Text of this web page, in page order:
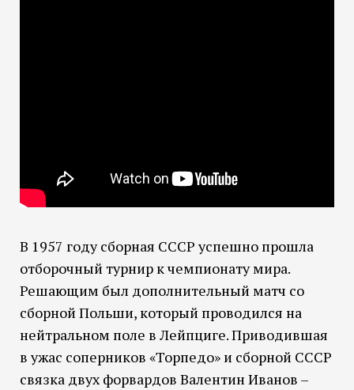
В 1957 году сборная СССР успешно прошла
отборочный турнир к чемпионату мира.
Решающим был дополнительный матч со
сборной Польши, который проводился на
нейтральном поле в Лейпциге. Приводившая
в ужас соперников «Торпедо» и сборной СССР
связка двух форвардов Валентин Иванов –